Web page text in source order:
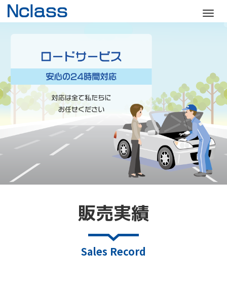
M
販売実績
Sales Record